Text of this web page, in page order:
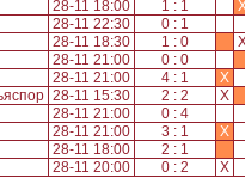
28-11 18:00 1 : 1
28-11 22:30
0 : 1
28-11 18:30 1 : 0
28-11 21:00
0 : 0
28-11 21:00 4 : 1
X
28-11 15:30 2 : 2
X
28-11 21:00
0 : 4
28-11 21:00 3 : 1
X
28-11 18:00
2 : 1
28-11 20:00 0 : 2
X